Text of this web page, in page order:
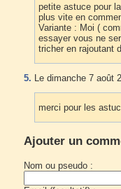
petite astuce pour
plus vite en
Variante : Moi (
essayer vous ne
tricher en rajoutant
5. Le dimanche 7 août
merci pour les
Ajouter un
Nom ou pseudo :